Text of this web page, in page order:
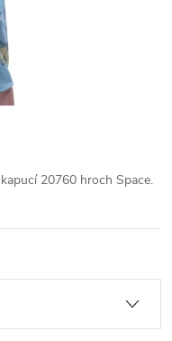
20760 hroch Space.